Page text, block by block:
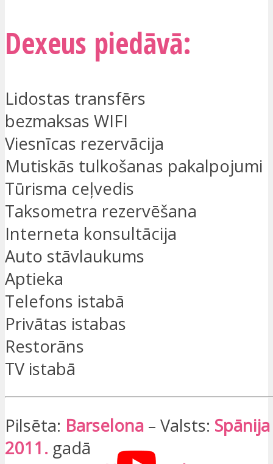
Dexeus piedāvā:
Lidostas transfērs
bezmaksas WIFI
Viesnīcas rezervācija
Mutiskās tulkošanas pakalpojumi
Tūrisma ceļvedis
Taksometra rezervēšana
Interneta konsultācija
Auto stāvlaukums
Aptieka
Telefons istabā
Privātas istabas
Restorāns
TV istabā
Pilsēta: Barselona – Valsts: Spānija
2011. gadā